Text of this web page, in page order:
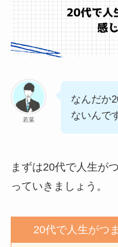
若葉
なんだか
ないんで
まずは20代で人生が
っていきましょう。
20代で人生がつ